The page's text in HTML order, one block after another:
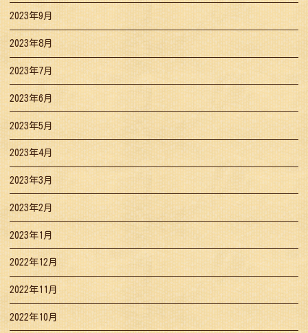
2023年9月
2023年8月
2023年7月
2023年6月
2023年5月
2023年4月
2023年3月
2023年2月
2023年1月
2022年12月
2022年11月
2022年10月